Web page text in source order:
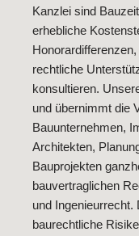
Kanzlei sind
erhebliche
rechtliche
konsultieren.
und übernimmt die
Bauunternehmen,
Architekten,
Bauprojekten
bauvertraglichen
und Ingenieurrecht.
baurechtliche